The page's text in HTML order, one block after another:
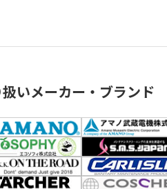
いメーカー・ブランド